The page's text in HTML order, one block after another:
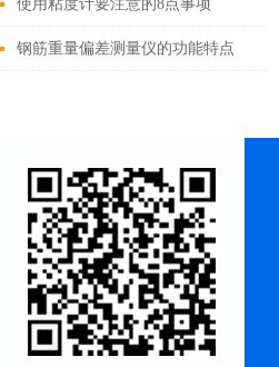
使用粘度计要注意的8点事项
钢筋重量偏差测量仪的功能特点